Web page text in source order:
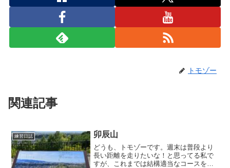
トモゾー
関連記事
練習日誌 卯辰山
どうも、トモゾーです。週末は普段より
長い距離を走りたいな！と思ってる私で
すが、これまでは結構適当なコースをな